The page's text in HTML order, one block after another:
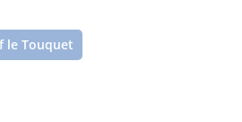
le Touquet